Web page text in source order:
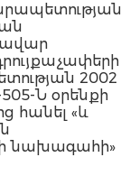
2002
Ն օրենքի
հանել «և
նախագահի»